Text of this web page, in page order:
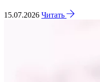
15.07.2026 Читать